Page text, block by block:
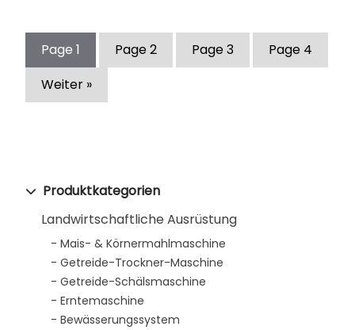
Produktkategorien
Landwirtschaftliche Ausrüstung
Mais- & Körnermahlmaschine
Getreide-Trockner-Maschine
Getreide-Schälsmaschine
Erntemaschine
Bewässerungssystem
Page 1 Page2 Page3 Page 4
Weiter »